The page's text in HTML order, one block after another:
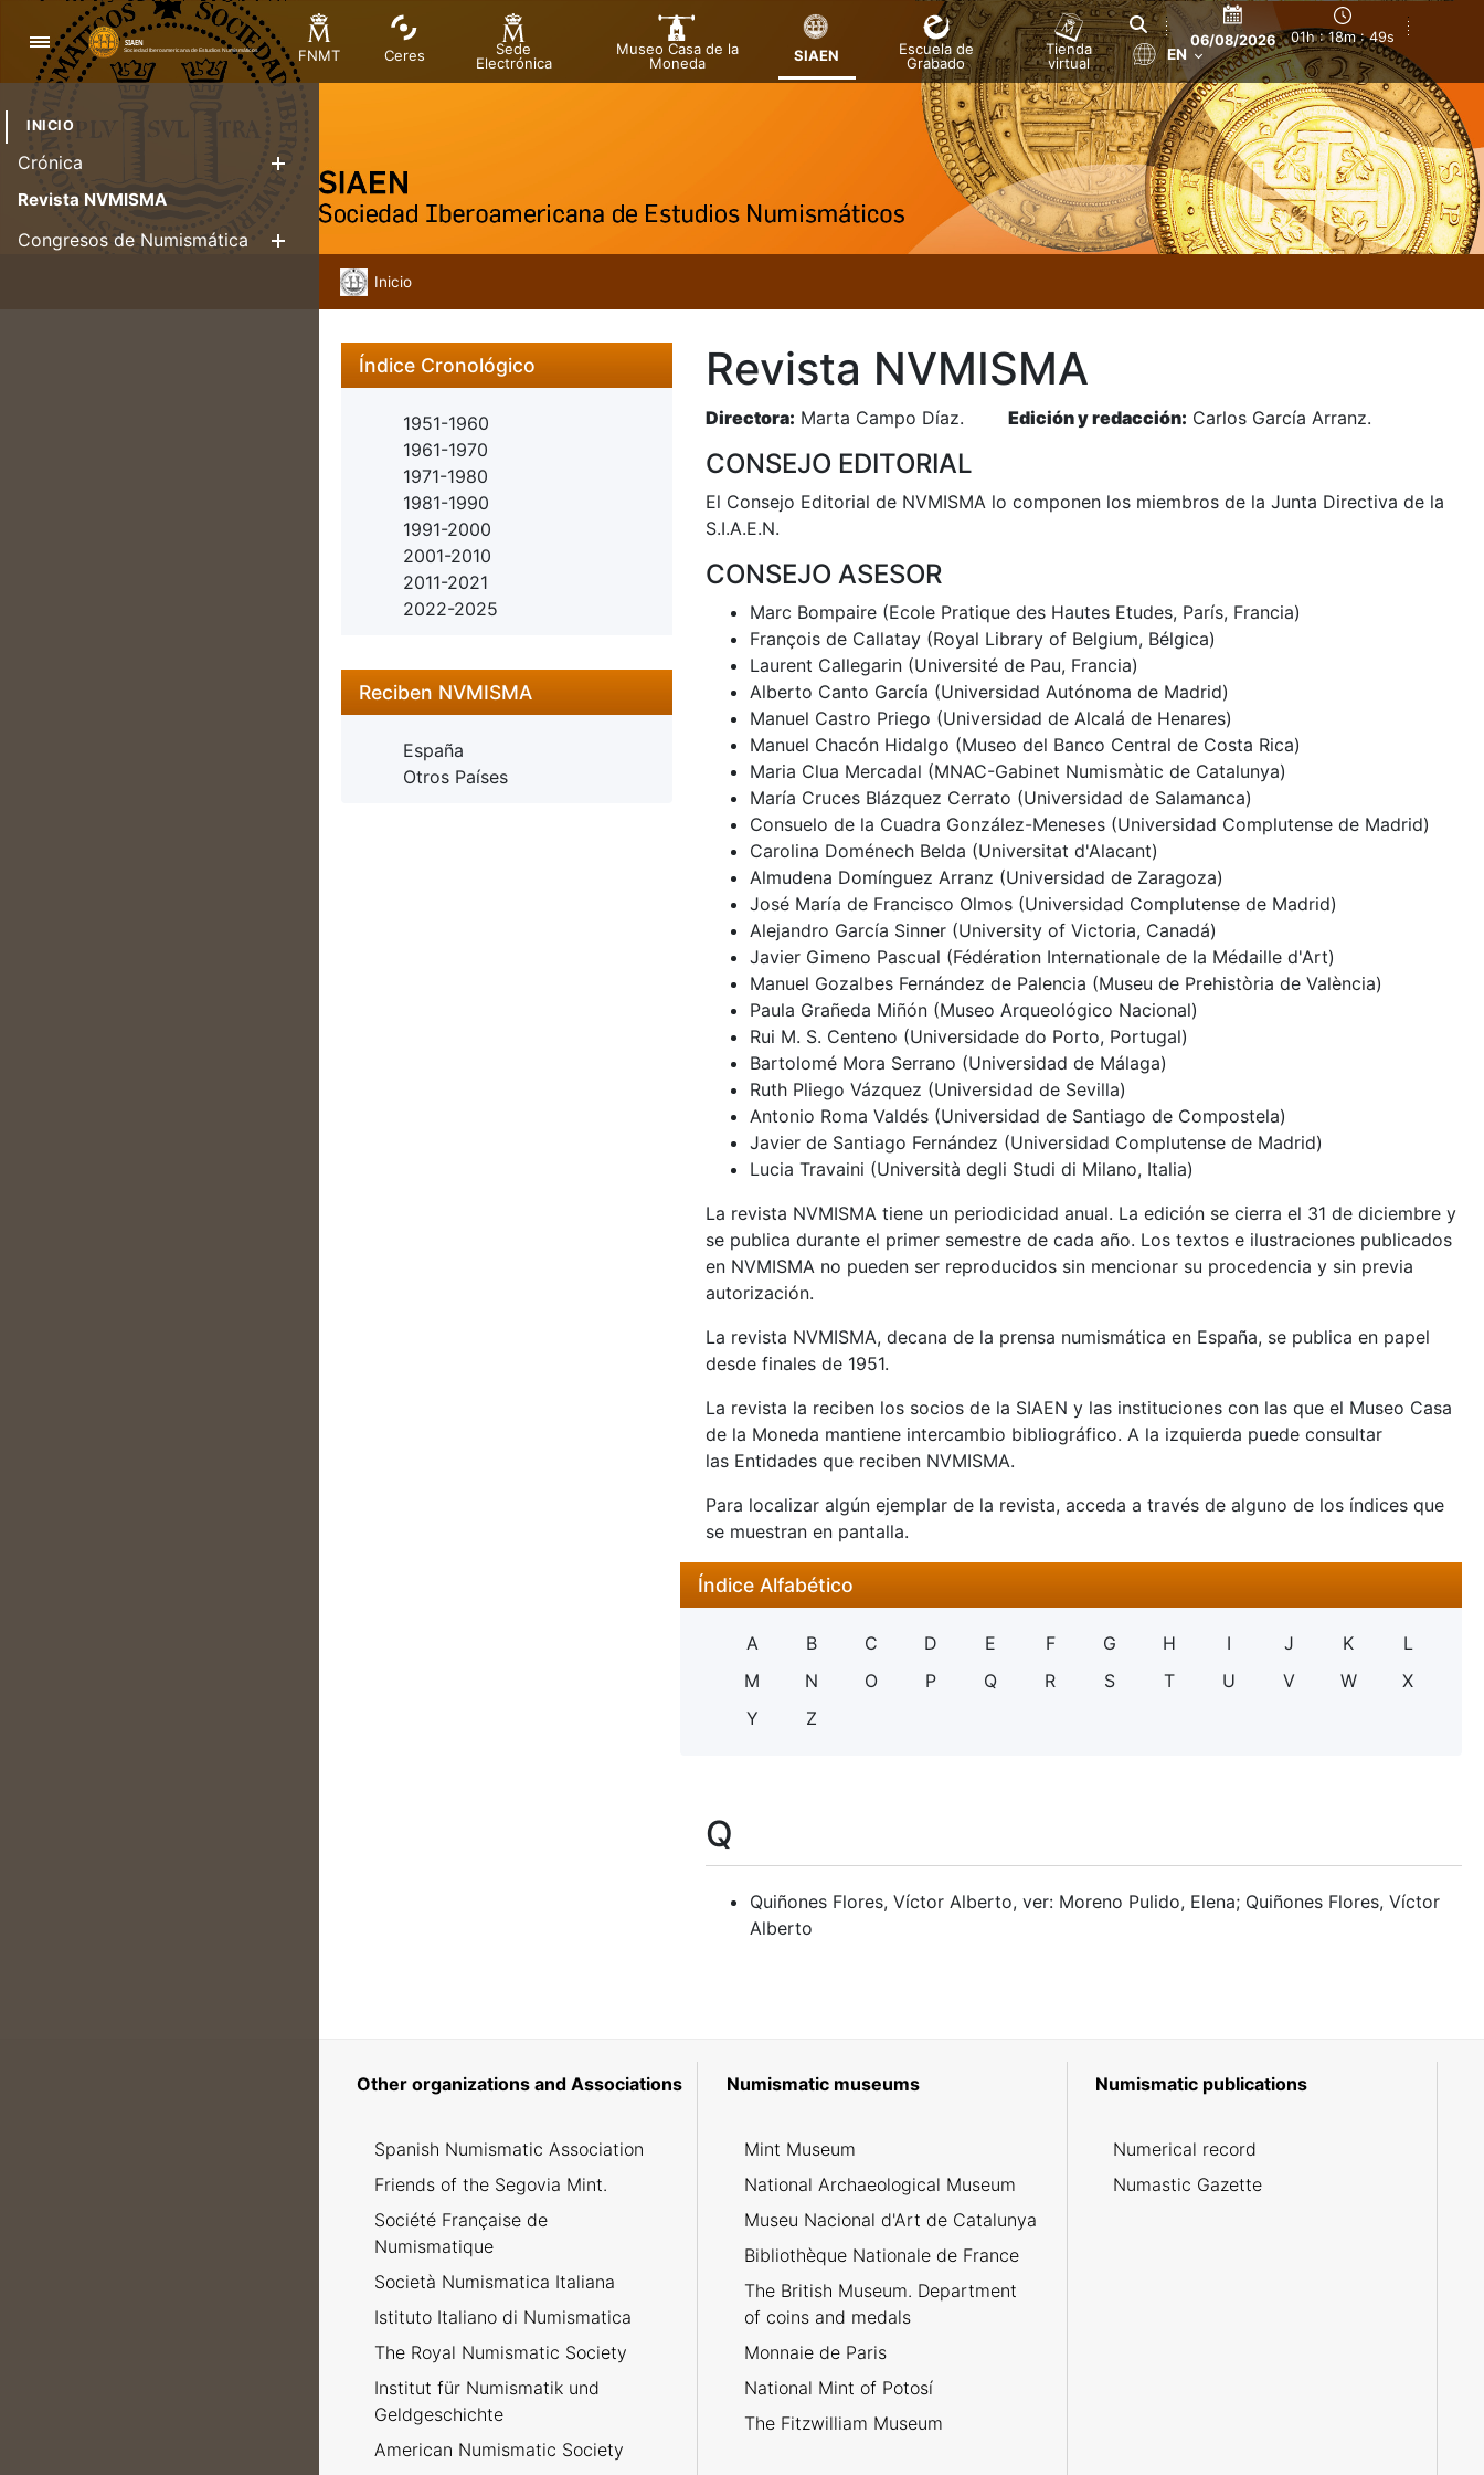
Navigation
FNMT Ceres
Sede
Electrónica
Museo Casa de la
Moneda
SIAEN
Escuela de
Grabado
Tienda
virtual
06/08/2026 01h : 18m : 49s
EN
INICIO
Crónica Show/Hide
Revista NVMISMA
Congresos de Numismática
Inicio
Índice Cronológico
1951-1960
1961-1970
1971-1980
1981-1990
1991-2000
2001-2010
2011-2021
2022-2025
Reciben NVMISMA
España
Otros Países
Revista NVMISMA
Directora: Marta Campo Díaz. Edición y redacción: Carlos García Arranz.
CONSEJO EDITORIAL
El Consejo Editorial de NVMISMA lo componen los miembros de la Junta Directiva de la
S.I.A.E.N.
CONSEJO ASESOR
Marc Bompaire (Ecole Pratique des Hautes Etudes, París, Francia)
François de Callatay (Royal Library of Belgium, Bélgica)
Laurent Callegarin (Université de Pau, Francia)
Alberto Canto García (Universidad Autónoma de Madrid)
Manuel Castro Priego (Universidad de Alcalá de Henares)
Manuel Chacón Hidalgo (Museo del Banco Central de Costa Rica)
Maria Clua Mercadal (MNAC-Gabinet Numismàtic de Catalunya)
María Cruces Blázquez Cerrato (Universidad de Salamanca)
Consuelo de la Cuadra González-Meneses (Universidad Complutense de Madrid)
Carolina Doménech Belda (Universitat d'Alacant)
Almudena Domínguez Arranz (Universidad de Zaragoza)
José María de Francisco Olmos (Universidad Complutense de Madrid)
Alejandro García Sinner (University of Victoria, Canadá)
Javier Gimeno Pascual (Fédération Internationale de la Médaille d'Art)
Manuel Gozalbes Fernández de Palencia (Museu de Prehistòria de València)
Paula Grañeda Miñón (Museo Arqueológico Nacional)
Rui M. S. Centeno (Universidade do Porto, Portugal)
Bartolomé Mora Serrano (Universidad de Málaga)
Ruth Pliego Vázquez (Universidad de Sevilla)
Antonio Roma Valdés (Universidad de Santiago de Compostela)
Javier de Santiago Fernández (Universidad Complutense de Madrid)
Lucia Travaini (Università degli Studi di Milano, Italia)
La revista NVMISMA tiene un periodicidad anual. La edición se cierra el 31 de diciembre y
se publica durante el primer semestre de cada año. Los textos e ilustraciones publicados
en NVMISMA no pueden ser reproducidos sin mencionar su procedencia y sin previa
autorización.
La revista NVMISMA, decana de la prensa numismática en España, se publica en papel
desde finales de 1951.
La revista la reciben los socios de la SIAEN y las instituciones con las que el Museo Casa
de la Moneda mantiene intercambio bibliográfico. A la izquierda puede consultar
las Entidades que reciben NVMISMA.
Para localizar algún ejemplar de la revista, acceda a través de alguno de los índices que
se muestran en pantalla.
Índice Alfabético
A B C D E F G H I J K
L
M
N O P Q R S T U V W
X
Y
Z
Q
Quiñones Flores, Víctor Alberto, ver: Moreno Pulido, Elena; Quiñones Flores, Víctor
Alberto
Other organizations and Associations
Spanish Numismatic Association
Friends of the Segovia Mint.
Société Française de
Numismatique
Società Numismatica Italiana
Istituto Italiano di Numismatica
The Royal Numismatic Society
Institut für Numismatik und
Geldgeschichte
American Numismatic Society
Numismatic museums
Mint Museum
National Archaeological Museum
Museu Nacional d'Art de Catalunya
Bibliothèque Nationale de France
The British Museum. Department
of coins and medals
Monnaie de Paris
National Mint of Potosí
The Fitzwilliam Museum
Numismatic publications
Numerical record
Numastic Gazette